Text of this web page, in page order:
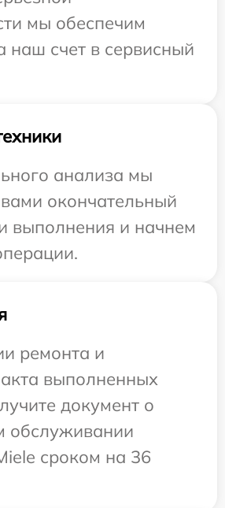
мы обеспечим
наш счет в сервисный
анализа мы
окончательный
выполнения и начнем
ремонта и
выполненных
документ о
обслуживании
сроком на 36